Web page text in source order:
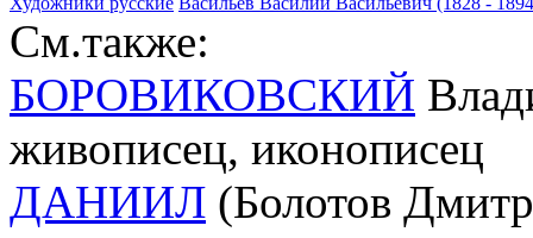
См.также:
БОРОВИКОВСКИЙ
живописец, иконописец
ДАНИИЛ (Болотов